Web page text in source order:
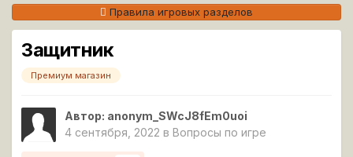
Правила игровых разделов
Защитник
Премиум магазин
Автор: anonym_SWcJ8fEm0uoi
4 сентября, 2022 в Вопросы по игре